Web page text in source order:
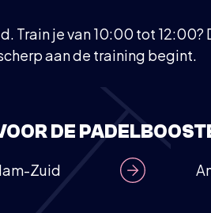
Train je van 10:00 tot
aan de training begint.
DE
Zuid